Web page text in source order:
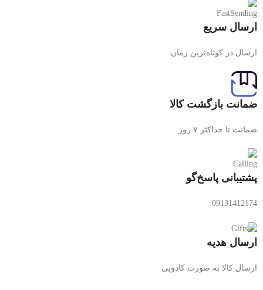
ارسال سریع
ارسال در کوتاه‌ترین زمان
ضمانت بازگشت کالا
ضمانت تا حداکثر ۷ روز
پشتیبانی پاسخ‌گو
09131412174
ارسال هدیه
ارسال کالا به صورت کادویی